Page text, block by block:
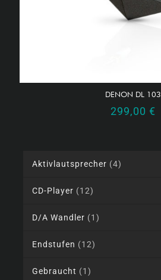
DENON DL 103
299,00 €
Aktivlautsprecher (4)
CD-Player (12)
D/A Wandler (1)
Endstufen (12)
Gebraucht (1)